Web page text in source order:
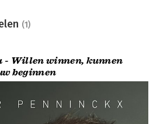
(1)
- Willen winnen, kunnen
beginnen